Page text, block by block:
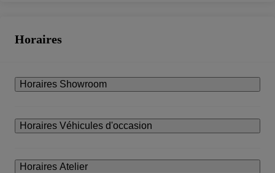
Horaires
Horaires Showroom
Horaires Véhicules d'occasion
Horaires Atelier